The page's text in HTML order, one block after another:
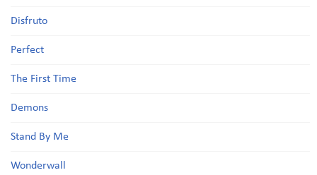
Disfruto
Perfect
The First Time
Demons
Stand By Me
Wonderwall